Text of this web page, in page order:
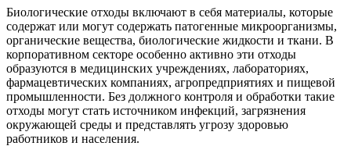
Биологические отходы включают в себя материалы, которые
содержат или могут содержать патогенные микроорганизмы,
органические вещества, биологические жидкости и ткани. В
корпоративном секторе особенно активно эти отходы
образуются в медицинских учреждениях, лабораториях,
фармацевтических компаниях, агропредприятиях и пищевой
промышленности. Без должного контроля и обработки такие
отходы могут стать источником инфекций, загрязнения
окружающей среды и представлять угрозу здоровью
работников и населения.